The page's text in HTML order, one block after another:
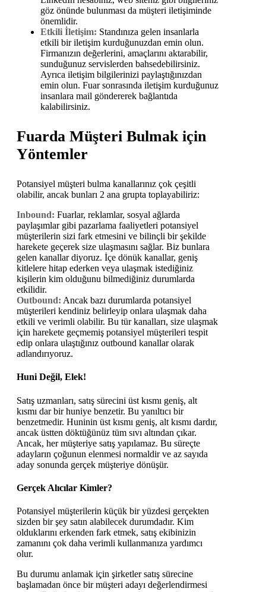
göz önünde bulunması da müşteri iletişiminde
önemlidir.
Etkili İletişim: Standınıza gelen insanlarla
etkili bir iletişim kurduğunuzdan emin olun.
Firmanızın değerlerini, amaçlarını aktarabilir,
sunduğunuz servislerden bahsedebilirsiniz.
Ayrıca iletişim bilgilerinizi paylaştığınızdan
emin olun. Fuar sonrasında iletişim kurduğunuz
insanlara mail göndererek bağlantıda
kalabilirsiniz.
Fuarda Müşteri Bulmak için
Yöntemler
Potansiyel müşteri bulma kanallarınız çok çeşitli
olabilir, ancak bunları 2 ana grupta toplayabiliriz:
Inbound: Fuarlar, reklamlar, sosyal ağlarda
paylaşımlar gibi pazarlama faaliyetleri potansiyel
müşterilerin sizi fark etmesini ve bilinçli bir şekilde
harekete geçerek size ulaşmasını sağlar. Biz bunlara
gelen kanallar diyoruz. İçe dönük kanallar, geniş
kitlelere hitap ederken veya ulaşmak istediğiniz
kişilerin kim olduğunu bilmediğiniz durumlarda
etkilidir.
Outbound: Ancak bazı durumlarda potansiyel
müşterileri kendiniz belirleyip onlara ulaşmak daha
etkili ve verimli olabilir. Bu tür kanalları, size ulaşmak
için harekete geçmemiş potansiyel müşterileri tespit
edip onlara ulaştığınız outbound kanallar olarak
adlandırıyoruz.
Huni Değil, Elek!
Satış uzmanları, satış sürecini üst kısmı geniş, alt
kısmı dar bir huniye benzetir. Bu yanıltıcı bir
benzetmedir. Huninin üst kısmı geniş, alt kısmı dardır,
ancak üstten döktüğünüz tüm sıvı altından çıkar.
Ancak, her müşteriye satış yapılamaz. Bu süreçte
adayların çoğunun elenmesi normaldir ve az sayıda
aday sonunda gerçek müşteriye dönüşür.
Gerçek Alıcılar Kimler?
Potansiyel müşterilerin küçük bir yüzdesi gerçekten
sizden bir şey satın alabilecek durumdadır. Kim
olduklarını erkenden fark etmek, satış ekibinizin
zamanını çok daha verimli kullanmanıza yardımcı
olur.
Bu durumu anlamak için şirketler satış sürecine
başlamadan önce bir müşteri adayı değerlendirmesi